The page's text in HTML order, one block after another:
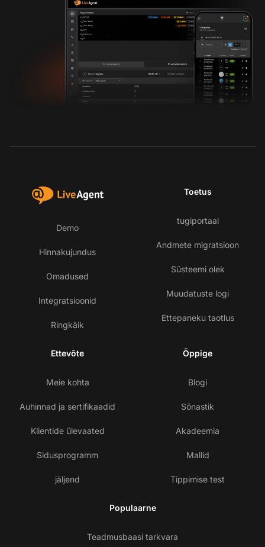
Demo
Hinnakujundus
Omadused
Integratsioonid
Ringkäik
Toetus
tugiportaal
Andmete migratsioon
Süsteemi olek
Muudatuste logi
Ettepaneku taotlus
Ettevõte
Meie kohta
Auhinnad ja sertifikaadid
Klientide ülevaated
Sidusprogramm
jäljend
Õppige
Blogi
Sõnastik
Akadeemia
Mallid
Tippimise test
Populaarne
Teadmusbaasi tarkvara